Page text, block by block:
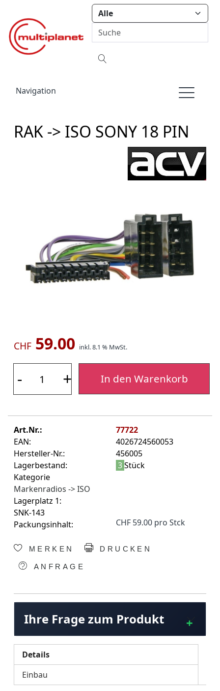
Navigation
RAK -> ISO SONY 18 PIN
CHF 59.00 inkl. 8.1 % MwSt.
- + In den Warenkorb
Art.Nr.:
77722
EAN:
4026724560053
Hersteller-Nr.:
456005
Lagerbestand:
3Stück
Kategorie
Markenradios -> ISO
Lagerplatz 1:
SNK-143
Packungsinhalt:
CHF 59.00 pro Stck
MERKEN DRUCKEN
ANFRAGE
Ihre Frage zum Produkt
Details
Einbau